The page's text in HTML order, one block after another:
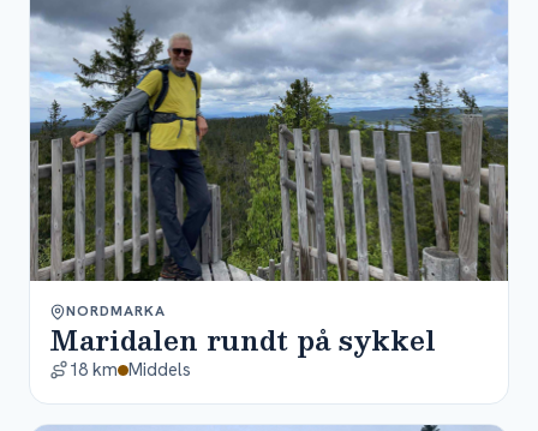
NORDMARKA
Maridalen rundt på sykkel
18 km Middels